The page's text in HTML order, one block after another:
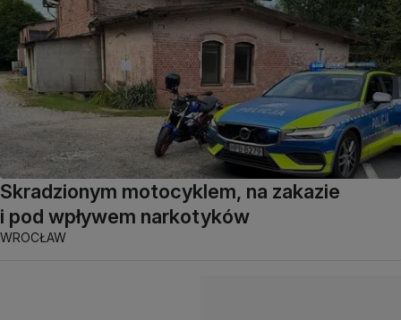
Skradzionym motocyklem, na zakazie
i pod wpływem narkotyków
WROCŁAW